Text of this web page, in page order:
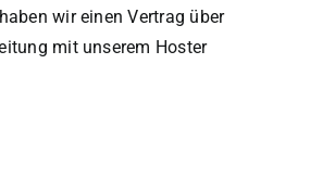
wir einen Vertrag über
mit unserem Hoster